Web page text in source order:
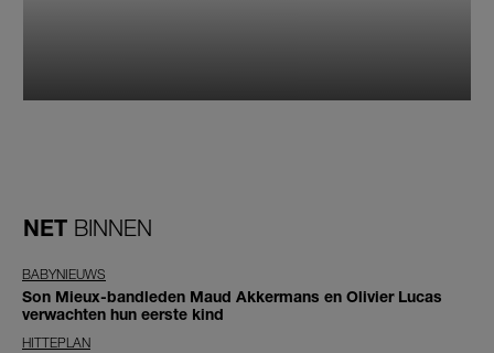
NET BINNEN
BABYNIEUWS
Son Mieux-bandleden Maud Akkermans en Olivier Lucas
verwachten hun eerste kind
HITTEPLAN